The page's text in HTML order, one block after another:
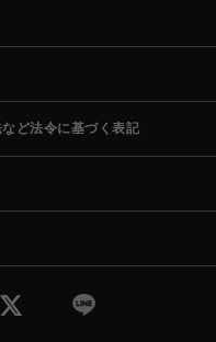
ど法令に基づく表記